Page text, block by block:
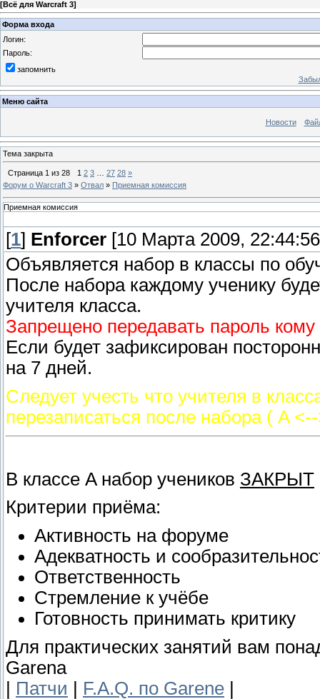
[Всё для Warcraft 3]
Форма входа
Логин:
Пароль:
запомнить
Меню сайта
Новости
Тема закрыта
Страница 1 из 28 1 2 3 27 28 »
Форум о Warcraft 3 » Отвал » Приемная комиссия
Приемная комиссия
[1] Enforcer [10 Марта 2009,
Объявляется набор в классы по
После набора каждому ученику
учителя класса.
Запрещено передавать пароль
Если будет зафиксирован
на 7 дней.
Следует учесть что учителя в
перезаписаться после набора ( A
В классе A набор учеников ЗАКРЫТ
Критерии приёма:
Активность на форуме
Адекватность и
Ответственность
Стремление к учёбе
Готовность принимать критику
Для практических занятий вам
Garena
| Патчи | F.A.Q. по Garene |